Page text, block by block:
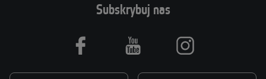
Subskrybuj nas
Facebook Youtube Instagram